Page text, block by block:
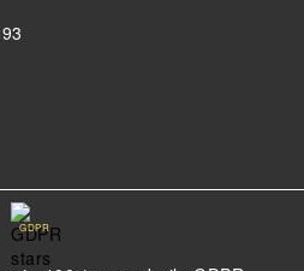
GDPR